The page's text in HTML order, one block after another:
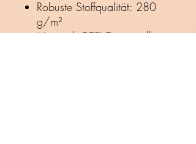
Robuste Stoffqualität: 280
g/m²
Material: 80% Baumwolle,